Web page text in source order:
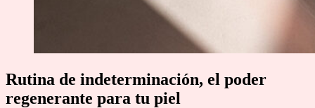
Rutina de indeterminación, el poder
regenerante para tu piel